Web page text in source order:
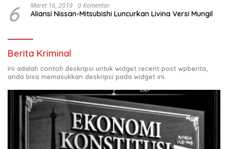
6 Maret 16, 2019 0 Komentar
Aliansi Nissan-Mitsubishi Luncurkan Livina Versi Mungil
Berita Kriminal
Ini adalah contoh deskripsi untuk widget recent post wpberita,
anda bisa memasukkan deskripsi pada widget ini.